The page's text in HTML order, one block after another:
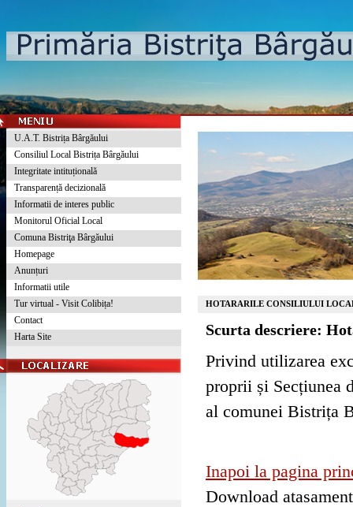
U.A.T. Bistrița Bârgăului
Consiliul Local Bistrița Bârgăului
Integritate intituțională
Transparență decizională
Informatii de interes public
Monitorul Oficial Local
Comuna Bistriţa Bârgăului
Homepage
Anunțuri
Informatii utile
Tur virtual - Visit Colibița!
Contact
Harta Site
HOTARARILE CONSILIULUI
Scurta descriere:
Privind utilizarea
proprii și Secțiunea
al comunei Bistrița
Inapoi la pagina
Download